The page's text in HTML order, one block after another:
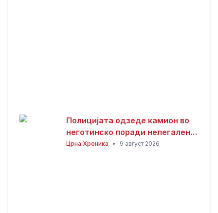
Полицијата одзеде камион во
неготинско поради нелегален
ископ и транспорт на песок
Црна Хроника • 9 август 2026